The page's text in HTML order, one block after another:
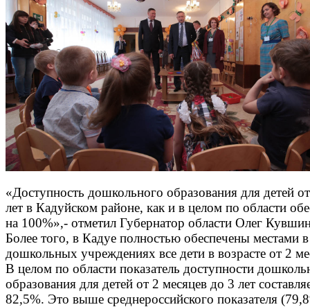
«Доступность дошкольного образования для детей
лет в Кадуйском районе, как и в целом по области
на 100%»,- отметил Губернатор области Олег
Более того, в Кадуе полностью обеспечены местами в
дошкольных учреждениях все дети в возрасте от 2
В целом по области показатель доступности
образования для детей от 2 месяцев до 3 лет
82,5%. Это выше среднероссийского показателя